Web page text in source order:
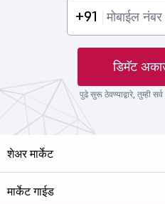
+91
डिमॅट
पुढे सुरू ठेवण्याद्वारे, तुम्ही सर्व
शेअर मार्केट
मार्केट गाईड